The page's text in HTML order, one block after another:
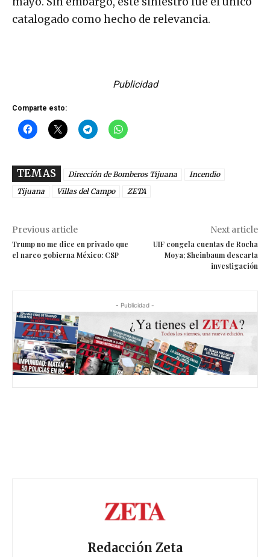
catalogado como hecho de relevancia.
Publicidad
Comparte esto:
TEMAS Dirección de Bomberos Tijuana
Incendio
Tijuana
Villas del Campo ZETA
Previous article
Trump no me dice en privado que
el narco gobierna México: CSP
Next article
UIF congela cuentas de Rocha
Moya; Sheinbaum descarta
investigación
- Publicidad -
Redacción Zeta